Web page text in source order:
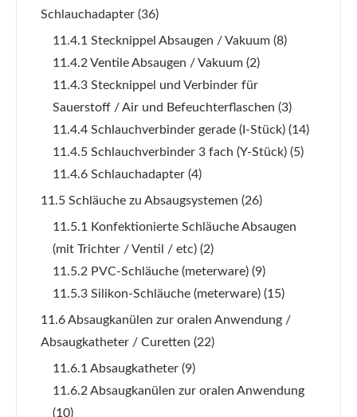
Schlauchadapter (36)
11.4.1 Stecknippel Absaugen / Vakuum (8)
11.4.2 Ventile Absaugen / Vakuum (2)
11.4.3 Stecknippel und Verbinder für
Sauerstoff / Air und Befeuchterflaschen (3)
11.4.4 Schlauchverbinder gerade (I-Stück) (14)
11.4.5 Schlauchverbinder 3 fach (Y-Stück) (5)
11.4.6 Schlauchadapter (4)
11.5 Schläuche zu Absaugsystemen (26)
11.5.1 Konfektionierte Schläuche Absaugen
(mit Trichter / Ventil / etc) (2)
11.5.2 PVC-Schläuche (meterware) (9)
11.5.3 Silikon-Schläuche (meterware) (15)
11.6 Absaugkanülen zur oralen Anwendung /
Absaugkatheter / Curetten (22)
11.6.1 Absaugkatheter (9)
11.6.2 Absaugkanülen zur oralen Anwendung
(10)